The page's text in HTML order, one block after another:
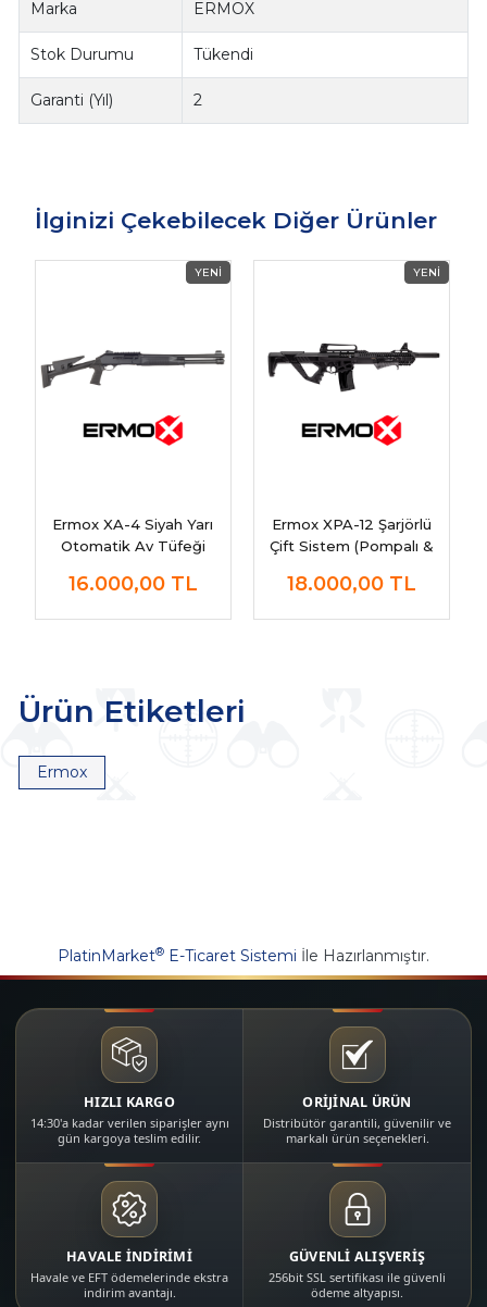
Marka ERMOX
Stok Durumu Tükendi
Garanti (Yıl) 2
İlginizi Çekebilecek Diğer Ürünler
Ermox XA-4 Siyah Yarı
Otomatik Av Tüfeği
16.000,00 TL
Ermox XPA-12 Şarjörlü
Çift Sistem (Pompalı &
Sabit Dipçik
18.000,00 TL
Ürün Etiketleri
Ermox
PlatinMarket® E-Ticaret Sistemi İle Hazırlanmıştır.
HIZLI KARGO
14:30'a kadar verilen siparişler aynı
gün kargoya teslim edilir.
ORİJİNAL ÜRÜN
Distribütör garantili, güvenilir ve
markalı ürün seçenekleri.
HAVALE İNDİRİMİ
Havale ve EFT ödemelerinde ekstra
indirim avantajı.
GÜVENLİ ALIŞVERİŞ
256bit SSL sertifikası ile güvenli
ödeme altyapısı.